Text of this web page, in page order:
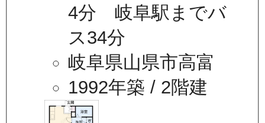
4分 岐阜駅までバ
ス34分
岐阜県山県市高富
1992年築 / 2階建